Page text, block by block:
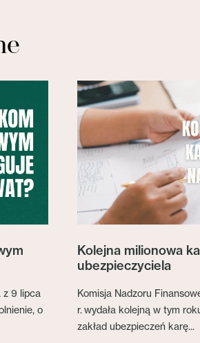
z 9 lipca
o
Kolejna milionowa
ubezpieczyciela
Komisja Nadzoru
r. wydała kolejną w tym
zakład ubezpieczeń karę...